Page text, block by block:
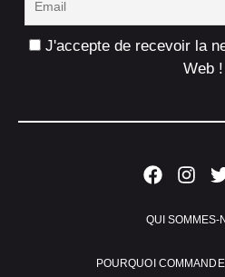
J'accepte de recevoir la
Web !
QUI SOMMES-
POURQUOI